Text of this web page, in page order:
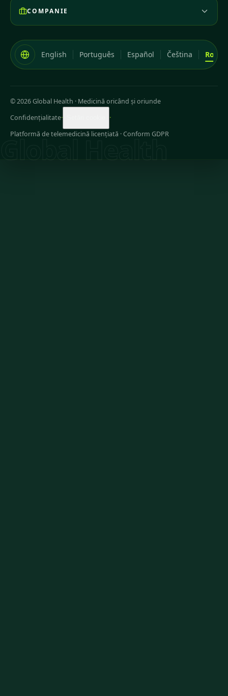
COMPANIE
English Português Español Čeština
© 2026 Global Health · Medicină oricând și oriunde
Confidențialitate·
·
Platformă de telemedicină licențiată · Conform GDPR
Global Health